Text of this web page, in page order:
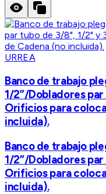
URREA
Banco de trabajo
1/2”/Dobladores
Orificios para
incluida).
Banco de trabajo
1/2”/Dobladores
Orificios para
incluida).